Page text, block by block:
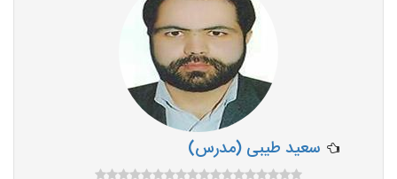
سعید طیبی (مدرس)